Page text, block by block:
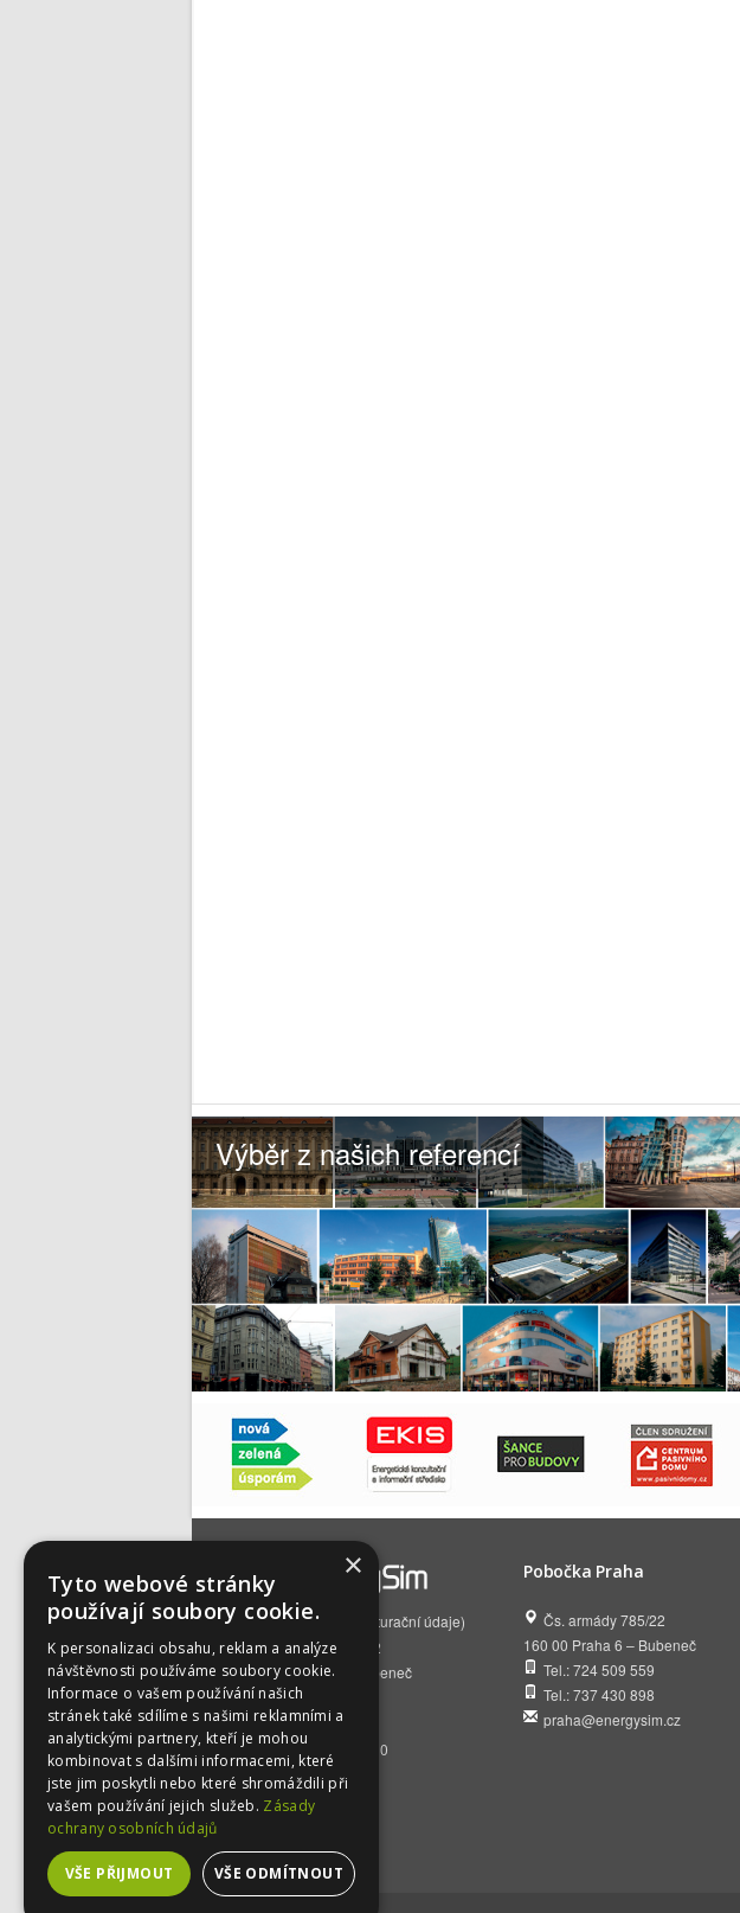
Výběr z našich referencí
EnergySim s.r.o.
(fakturační údaje)
Čs. armády 785/22
160 00 Praha 6 – Bubeneč
IČO:01512129
DIČ:CZ01512129
BÚ:2500392716/2010
Pobočka Praha
Čs. armády 785/22
160 00 Praha 6 – Bubeneč
Tel.: 724 509 559
Tel.: 737 430 898
praha@energysim.cz
×
Tyto webové stránky
používají soubory cookie.
K personalizaci obsahu, reklam a analýze
návštěvnosti používáme soubory cookie.
Informace o vašem používání našich
stránek také sdílíme s našimi reklamními a
analytickými partnery, kteří je mohou
kombinovat s dalšími informacemi, které
jste jim poskytli nebo které shromáždili při
vašem používání jejich služeb. Zásady
ochrany osobních údajů
VŠE PŘIJMOUT VŠE ODMÍTNOUT